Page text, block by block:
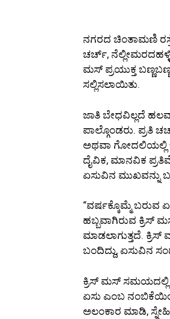
ನಗರದ ಚಿಂತಾಮಣಿ
ಚರ್ಚ್,
ಮಸ್ ಪ್ರಯುಕ್ತ
ಸಲ್ಲಿಸಲಾಯಿತು.
ಜಾತಿ ಬೇಧವಿಲ್ಲದೆ
ಪಾಲ್ಗೊಂಡರು. ಪ್ರತಿ
ಅಥವಾ ಗೋದಲಿಯಲ್ಲಿ
ದೈವಿಕ, ಮಾನವಿಕ
ಏಸುವಿನ ಮುಖವನ್ನು
“ವರ್ಷಕ್ಕೊಮ್ಮೆ ಬರುವ
ಹಬ್ಬವಾಗಿರುವ ಕ್ರಿಸ್
ಮಾಡಲಾಗುತ್ತದೆ. ಕ್ರಿಸ್
ಬಂದಿದ್ದು, ಏಸುವಿನ
ಕ್ರಿಸ್ ಮಸ್ ಸಮಯದಲ್ಲಿ
ಏಸು ಎಂಬ
ಅಲಂಕಾರ ಮಾಡಿ,